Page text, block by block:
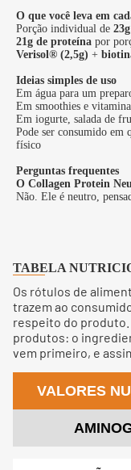
O que você leva em
Porção individual de 23g
21g de proteína por
Verisol® (2,5g) +
Ideias simples de uso
Em água para um
Em smoothies e
Em iogurte, salada de
Pode ser consumido em
físico
Perguntas frequentes
O Collagen Protein
Não. Ele é neutro,
TABELA
Os rótulos de
trazem ao
respeito do produto.
produtos: o
vem primeiro, e
VALORES